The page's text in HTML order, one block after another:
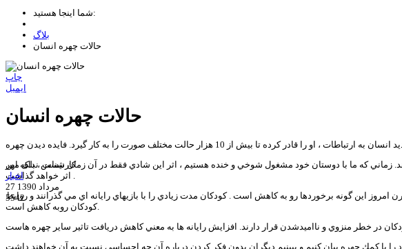
شما اینجا هستید:
بلاگ
حالات چهره انسان
چاپ
ایمیل
حالات چهره انسان
از 10 هزار حالت مختلف صورت را به كار گيرد. فايده ديدن چهره
کارشناس ندای مهر
اخبار
27 مرداد 1390
5542
زماني كه ما با دوستان خود مشغول شوخي و خنده هستيم ، اثر اين شادي فقط در آن زمان نيست ، بلكه اين
امروز اين گونه برخوردها رو به كاهش است . كودكان مدت زيادي را با بازيهاي رايانه اي مي گذرانند و روابط
كودكان روبه كاهش است.